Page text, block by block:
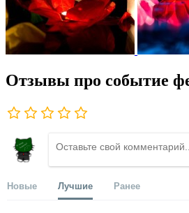
Отзывы про событие
Новые Лучшие Ранее